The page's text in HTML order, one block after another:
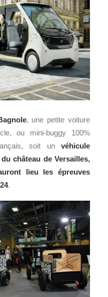
, une petite voiture
ou mini-buggy 100%
soit un véhicule
château de Versailles,
lieu les épreuves
.